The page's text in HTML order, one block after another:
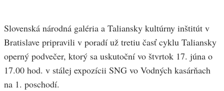
Slovenská národná galéria a Taliansky kultúrny inštitút v
Bratislave pripravili v poradí už tretiu časť cyklu Taliansky
operný podvečer, ktorý sa uskutoční vo štvrtok 17. júna o
17.00 hod. v stálej expozícii SNG vo Vodných kasárňach
na 1. poschodí.